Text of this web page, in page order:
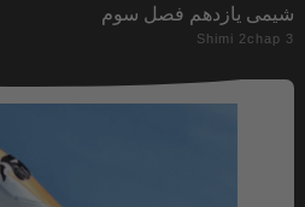
شیمی یازدهم فصل سوم
Shimi 2chap 3